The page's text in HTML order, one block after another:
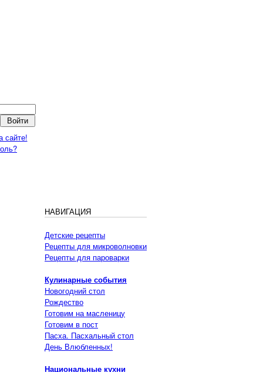
сайте!
НАВИГАЦИЯ
Детские рецепты
Рецепты для микроволновки
Рецепты для пароварки
Кулинарные события
Новогодний стол
Рождество
Готовим на масленицу
Готовим в пост
Пасха. Пасхальный стол
День Влюбленных!
Национальные кухни